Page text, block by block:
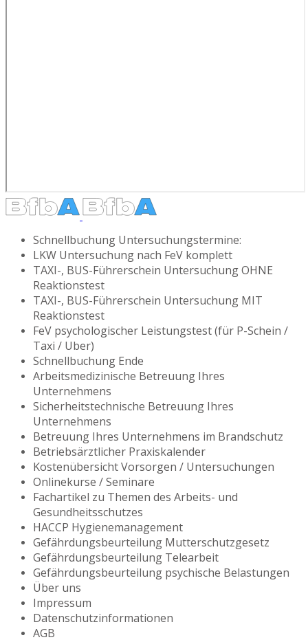
Schnellbuchung Untersuchungstermine:
LKW Untersuchung nach FeV komplett
TAXI-, BUS-Führerschein Untersuchung OHNE
Reaktionstest
TAXI-, BUS-Führerschein Untersuchung MIT
Reaktionstest
FeV psychologischer Leistungstest (für P-Schein /
Taxi / Uber)
Schnellbuchung Ende
Arbeitsmedizinische Betreuung Ihres
Unternehmens
Sicherheitstechnische Betreuung Ihres
Unternehmens
Betreuung Ihres Unternehmens im Brandschutz
Betriebsärztlicher Praxiskalender
Kostenübersicht Vorsorgen / Untersuchungen
Onlinekurse / Seminare
Fachartikel zu Themen des Arbeits- und
Gesundheitsschutzes
HACCP Hygienemanagement
Gefährdungsbeurteilung Mutterschutzgesetz
Gefährdungsbeurteilung Telearbeit
Gefährdungsbeurteilung psychische Belastungen
Über uns
Impressum
Datenschutzinformationen
AGB